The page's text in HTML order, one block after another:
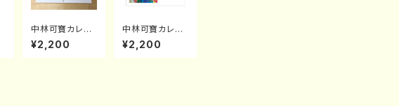
中林可寶カレン
ダー2019
¥2,200
中林可寶カレン
ダー2020
¥2,200